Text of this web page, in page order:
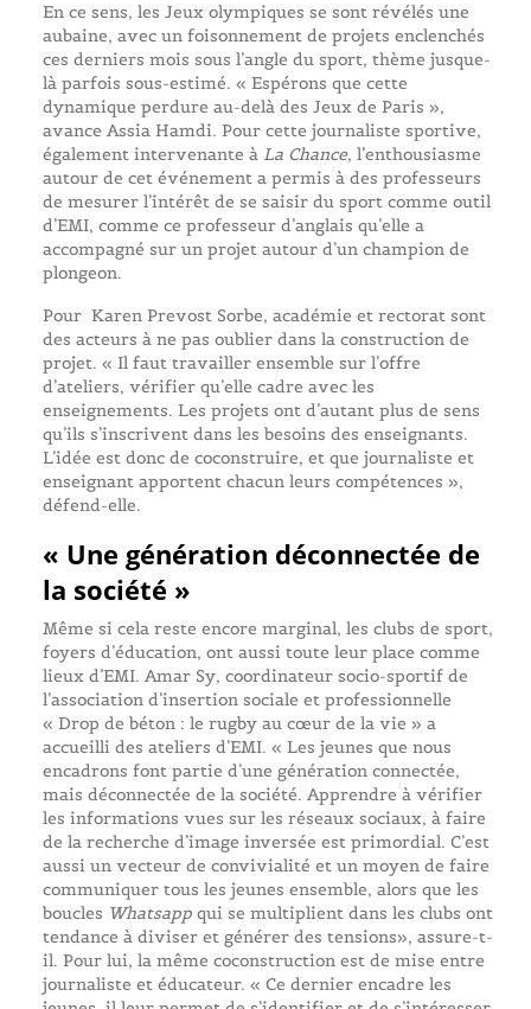
En ce sens, les Jeux olympiques se sont révélés une
aubaine, avec un foisonnement de projets enclenchés
ces derniers mois sous l’angle du sport, thème jusque-
là parfois sous-estimé. « Espérons que cette
dynamique perdure au-delà des Jeux de Paris »,
avance Assia Hamdi. Pour cette journaliste sportive,
également intervenante à La Chance, l’enthousiasme
autour de cet événement a permis à des professeurs
de mesurer l’intérêt de se saisir du sport comme outil
d’EMI, comme ce professeur d’anglais qu’elle a
accompagné sur un projet autour d’un champion de
plongeon.
Pour Karen Prevost Sorbe, académie et rectorat sont
des acteurs à ne pas oublier dans la construction de
projet. « Il faut travailler ensemble sur l’offre
d’ateliers, vérifier qu’elle cadre avec les
enseignements. Les projets ont d’autant plus de sens
qu’ils s’inscrivent dans les besoins des enseignants.
L’idée est donc de coconstruire, et que journaliste et
enseignant apportent chacun leurs compétences »,
défend-elle.
« Une génération déconnectée de
la société »
Même si cela reste encore marginal, les clubs de sport,
foyers d’éducation, ont aussi toute leur place comme
lieux d’EMI. Amar Sy, coordinateur socio-sportif de
l’association d’insertion sociale et professionnelle
« Drop de béton : le rugby au cœur de la vie » a
accueilli des ateliers d’EMI. « Les jeunes que nous
encadrons font partie d’une génération connectée,
mais déconnectée de la société. Apprendre à vérifier
les informations vues sur les réseaux sociaux, à faire
de la recherche d’image inversée est primordial. C’est
aussi un vecteur de convivialité et un moyen de faire
communiquer tous les jeunes ensemble, alors que les
boucles Whatsappqui se multiplient dans les clubs ont
tendance à diviser et générer des tensions», assure-t-
il. Pour lui, la même coconstruction est de mise entre
journaliste et éducateur. « Ce dernier encadre les